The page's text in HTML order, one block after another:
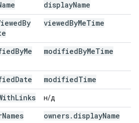
displayName
By
viewedByMeTime
ByMe
modifiedByMeTime
Date modifiedTime
Links н/д
Names owners. displayName